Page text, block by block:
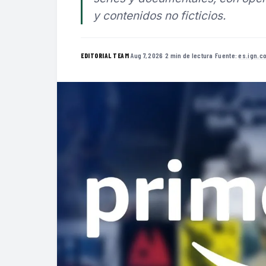
y contenidos no ficticios.
EDITORIAL TEAM·Aug 7, 2026 ·2 min de lectura ·Fuente: